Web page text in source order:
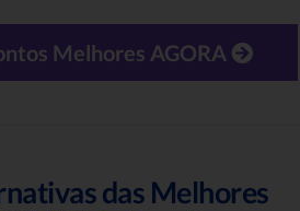
Melhores AGORA
das Melhores